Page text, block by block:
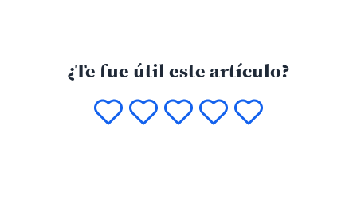
¿Te fue útil este artículo?